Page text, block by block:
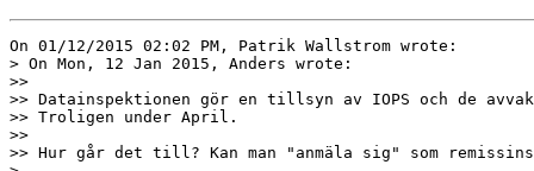
On 01/12/2015 02:02 PM, Patrik Wallstrom wrote:
> On Mon, 12 Jan 2015, Anders wrote:
>>
>> Datainspektionen gör en tillsyn av IOPS och de
>> Troligen under April.
>>
>> Hur går det till? Kan man "anmäla sig" som